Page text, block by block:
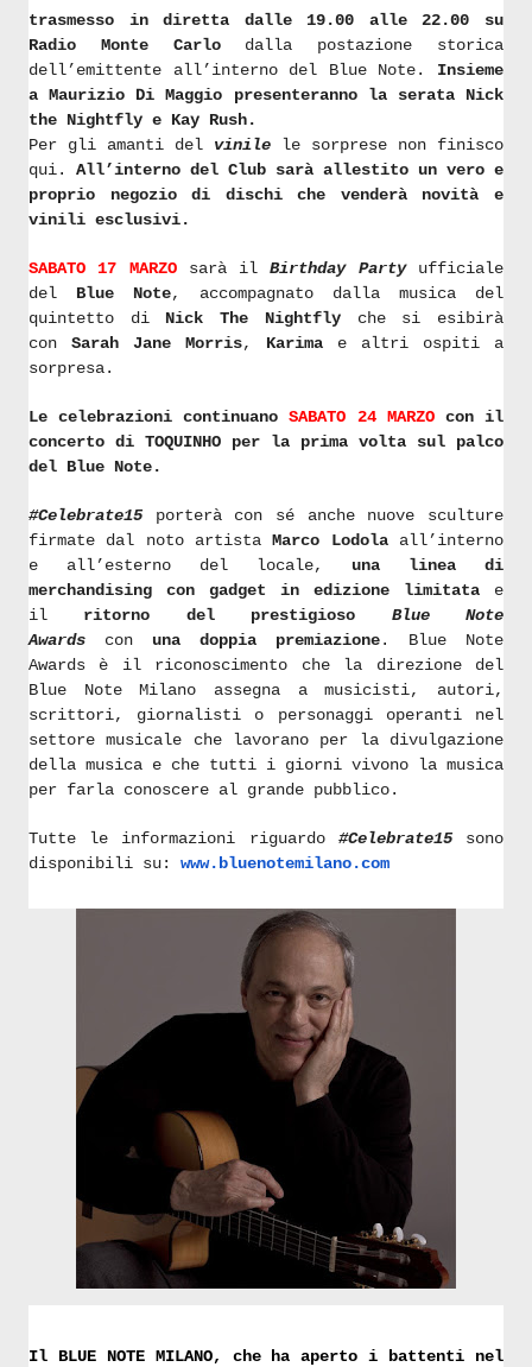
trasmesso in diretta dalle 19.00 alle 22.00 su
Radio Monte Carlo dalla
postazione storica
dell’emittente all’interno del Blue Note. Insieme
a Maurizio Di Maggio presenteranno la serata Nick
the Nightfly e Kay Rush.
Per gli amanti del vinile le sorprese non finisco
qui. All’interno del Club sarà allestito un vero e
proprio negozio di dischi che venderà novità e
vinili esclusivi.
SABATO 17 MARZOsarà ilBirthday Partyufficiale
del Blue Note, accompagnato dalla musica del
quintetto di Nick The Nightflyche si esibirà
con Sarah Jane Morris, Karima e altri ospiti a
sorpresa.
Le celebrazioni continuanoSABATO 24 MARZOcon il
concerto di TOQUINHO per la prima volta sul palco
del Blue Note.
#Celebrate15 porterà con sé anche
nuove sculture
firmate dal noto artistaMarco Lodolaall’interno
e all’esterno del locale, una linea di
merchandising con gadget in edizione limitata e
il ritorno del prestigioso Blue Note
Awards con una doppia premiazione. Blue Note
Awards è il riconoscimento che la direzione del
Blue Note Milano assegna a musicisti, autori,
scrittori, giornalisti o personaggi operanti nel
settore musicale che lavorano per la divulgazione
della musica e che tutti i giorni vivono la musica
per farla conoscere al grande pubblico.
Tutte le informazioni riguardo #Celebrate15sono
disponibili su: www.bluenotemilano.com
Il BLUE NOTE MILANO, che ha aperto i battenti nel